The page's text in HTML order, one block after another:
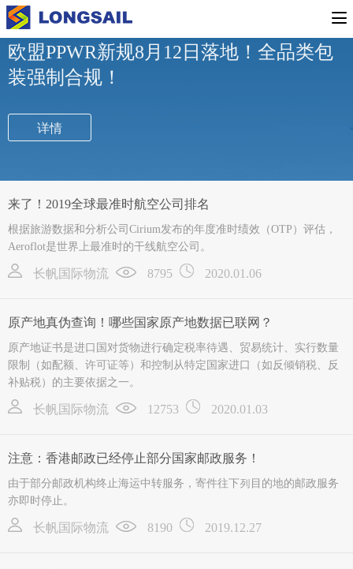
行业新闻 公司新闻
欧盟PPWR新规8月12日落地！全品类包
装强制合规！
详情
来了！2019全球最准时航空公司排名
根据旅游数据和分析公司Cirium发布的年度准时绩效（OTP）评估，
Aeroflot是世界上最准时的干线航空公司。
长帆国际物流 8795 2020.01.06
原产地真伪查询！哪些国家原产地数据已联网？
原产地证书是进口国对货物进行确定税率待遇、贸易统计、实行数量
限制（如配额、许可证等）和控制从特定国家进口（如反倾销税、反
补贴税）的主要依据之一。
长帆国际物流 12753 2020.01.03
注意：香港邮政已经停止部分国家邮政服务！
由于部分邮政机构终止海运中转服务，寄件往下列目的地的邮政服务
亦即时停止。
长帆国际物流 8190 2019.12.27